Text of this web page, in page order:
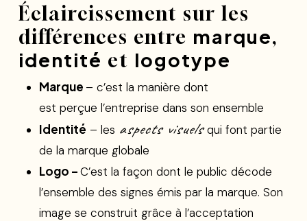
Éclaircissement sur les
différences entre marque,
identité et logotype
Marque – c’est la manière dont
est perçue l’entreprise dans son ensemble
Identité – les aspects visuelsqui font partie
de la marque globale
Logo –C’est la façon dont le public décode
l’ensemble des signes émis par la marque. Son
image se construit grâce à l’acceptation